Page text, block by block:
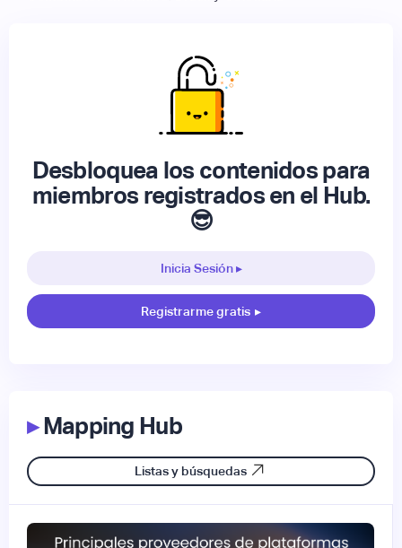
Desbloquea los contenidos para
miembros registrados en el Hub.
😎
Inicia Sesión ▸
Registrarme gratis ▸
▸Mapping Hub
Listas y búsquedas